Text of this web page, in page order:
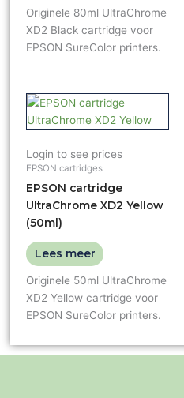
Originele 80ml UltraChrome
XD2 Black cartridge voor
EPSON SureColor printers.
Login to see prices
EPSON cartridges
EPSON cartridge
UltraChrome XD2 Yellow
(50ml)
Lees meer
Originele 50ml UltraChrome
XD2 Yellow cartridge voor
EPSON SureColor printers.